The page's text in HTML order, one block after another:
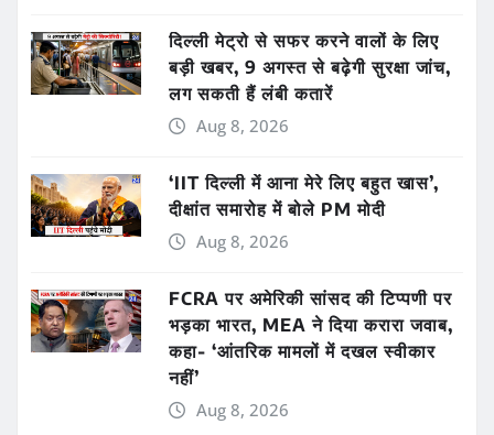
दिल्ली मेट्रो से सफर करने वालों के लिए
बड़ी खबर, 9 अगस्त से बढ़ेगी सुरक्षा जांच,
लग सकती हैं लंबी कतारें
Aug 8, 2026
‘IIT दिल्ली में आना मेरे लिए बहुत खास’,
दीक्षांत समारोह में बोले PM मोदी
Aug 8, 2026
FCRA पर अमेरिकी सांसद की टिप्पणी पर
भड़का भारत, MEA ने दिया करारा जवाब,
कहा- ‘आंतरिक मामलों में दखल स्वीकार
नहीं’
Aug 8, 2026